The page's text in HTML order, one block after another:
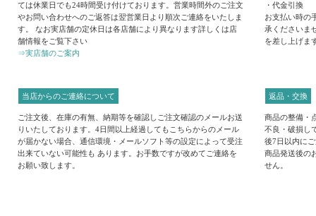
ては休業日でも24時間受け付けております。営業時間外のご注文
やお問い合わせへのご返答は翌営業日より順次ご連絡をいたしま
す。 なお実店舗の定休日は各店舗により異なります詳しくは店
舗情報をご覧下さい
⇒実店舗のご案内
・代金引換
お支払い時の
承くださいま
を差し上げま
当店からのご連絡について
ご注文後、在庫の有無、納期等を確認しご注文確認のメールお送
りいたしております。4日間以上経過してもこちらからのメール
が届かない場合、通信環境・メールソフト等の設定によって受注
出来ていない可能性も あります。お手数ですが改めてご連絡を
お願い致します。
返品・交換
商品の整備・
不良・破損し
後7日以内に
商品発送後の
せん。